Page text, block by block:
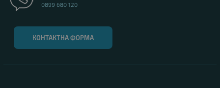
0899 680 120
КОНТАКТНА ФОРМА